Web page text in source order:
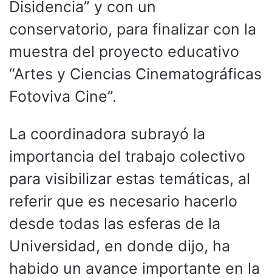
Disidencia” y con un
conservatorio, para finalizar con la
muestra del proyecto educativo
“Artes y Ciencias Cinematográficas
Fotoviva Cine”.
La coordinadora subrayó la
importancia del trabajo colectivo
para visibilizar estas temáticas, al
referir que es necesario hacerlo
desde todas las esferas de la
Universidad, en donde dijo, ha
habido un avance importante en la